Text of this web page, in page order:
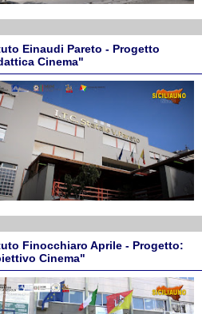
Einaudi Pareto - Progetto
Cinema"
Finocchiaro Aprile - Progetto:
Cinema"